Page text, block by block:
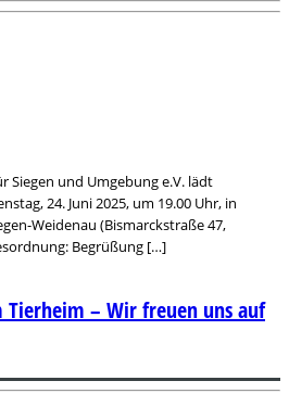
Siegen und Umgebung e.V. lädt
24. Juni 2025, um 19.00 Uhr, in
Weidenau (Bismarckstraße 47,
Begrüßung […]
– Wir freuen uns auf